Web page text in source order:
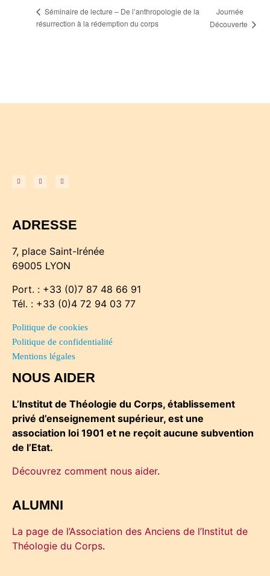
Séminaire de lecture – De l’anthropologie de la
résurrection à la rédemption du corps
Journée
Découverte
ADRESSE
7, place Saint-Irénée
69005 LYON
Port. : +33 (0)7 87 48 66 91
Tél. : +33 (0)4 72 94 03 77
Politique de cookies
Politique de confidentialité
Mentions légales
NOUS AIDER
L’Institut de Théologie du Corps, établissement
privé d’enseignement supérieur, est une
association loi 1901 et ne reçoit aucune subvention
de l’Etat.
Découvrez comment nous aider.
ALUMNI
La page de l’Association des Anciens de l’Institut de
Théologie du Corps.